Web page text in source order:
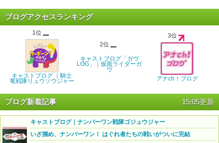
ブログアクセスランキング
1位
キャストブログ ｜騎士
竜戦隊リュウソウジャー
2位
キャストブログ「ガヴ
LOG」｜仮面ライダーガ
ヴ
3位
アナch！ブログ
ブログ新着記事 15:05更新
キャストブログ｜ナンバーワン戦隊ゴジュウジャー
いざ掴め、ナンバーワン！ はぐれ者たちの戦いがついに完結